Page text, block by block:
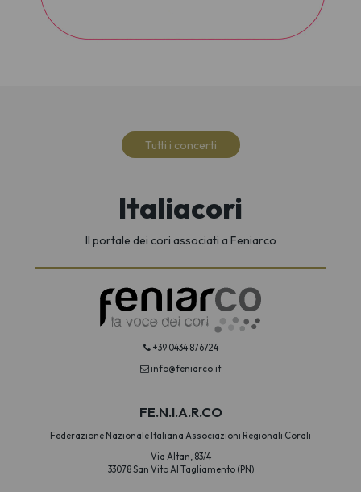
Tutti i concerti
Italiacori
Il portale dei cori associati a Feniarco
+39 0434 876724
info@feniarco.it
FE.N.I.A.R.CO
Federazione Nazionale Italiana Associazioni Regionali Corali
Via Altan, 83/4
33078 San Vito Al Tagliamento (PN)